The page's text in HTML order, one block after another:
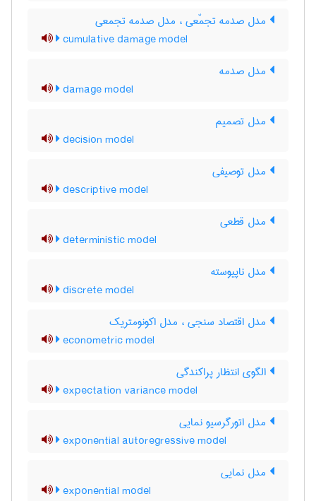
مدل صدمه تجمّعی ، مدل صدمه تجمعی
cumulative damage model
مدل صدمه
damage model
مدل تصمیم
decision model
مدل توصیفی
descriptive model
مدل قطعی
deterministic model
مدل ناپیوسته
discrete model
مدل اقتصاد سنجی ، مدل اکونومتریک
econometric model
الگوی انتظار پراکندگی
expectation variance model
مدل اتورگرسیو نمایی
exponential autoregressive model
مدل نمایی
exponential model